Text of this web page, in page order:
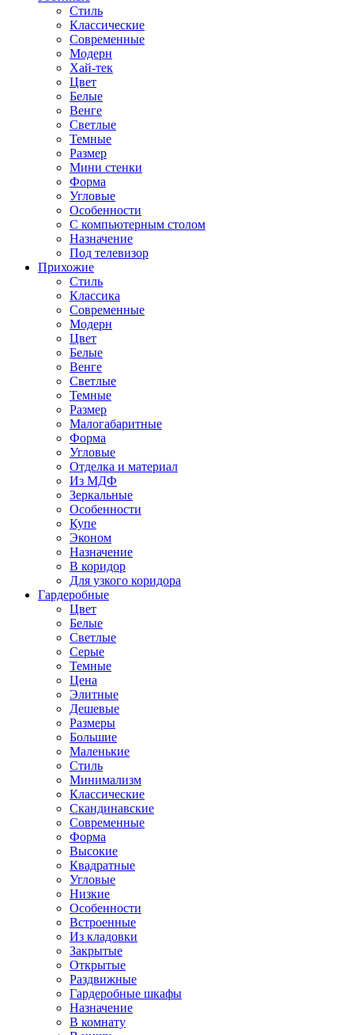
Стиль
Классические
Современные
Модерн
Хай-тек
Цвет
Белые
Венге
Светлые
Темные
Размер
Мини стенки
Форма
Угловые
Особенности
С компьютерным столом
Назначение
Под телевизор
Прихожие
Стиль
Классика
Современные
Модерн
Цвет
Белые
Венге
Светлые
Темные
Размер
Малогабаритные
Форма
Угловые
Отделка и материал
Из МДФ
Зеркальные
Особенности
Купе
Эконом
Назначение
В коридор
Для узкого коридора
Гардеробные
Цвет
Белые
Светлые
Серые
Темные
Цена
Элитные
Дешевые
Размеры
Большие
Маленькие
Стиль
Минимализм
Классические
Скандинавские
Современные
Форма
Высокие
Квадратные
Угловые
Низкие
Особенности
Встроенные
Из кладовки
Закрытые
Открытые
Раздвижные
Гардеробные шкафы
Назначение
В комнату